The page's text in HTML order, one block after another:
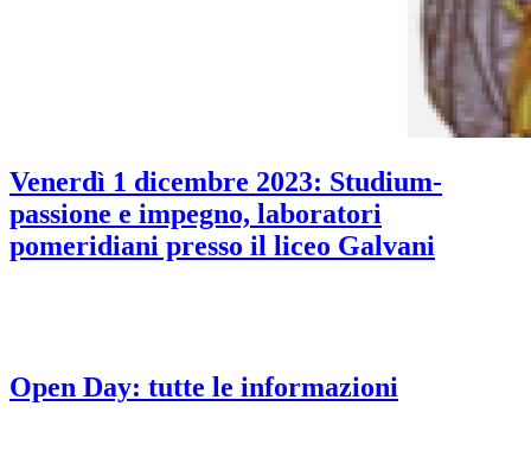
Venerdì 1 dicembre 2023: Studium-
passione e impegno, laboratori
pomeridiani presso il liceo Galvani
Open Day: tutte le informazioni